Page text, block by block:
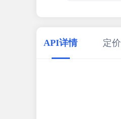
API详情 定价